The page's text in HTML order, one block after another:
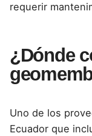
requerir
¿Dónde
Uno de los
Ecuador que